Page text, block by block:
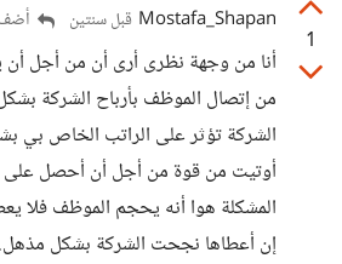
1
Mostafa_Shapan قبل سنتين
أنا من وجهة نظرى أرى أن من أجل أن
من إتصال الموظف بأرباح الشركة
الشركة تؤثر على الراتب الخاص بي
أوتيت من قوة من أجل أن أحصل على
المشكلة هوا أنه يحجم الموظف فلا
إن أعطاها نجحت الشركة بشكل مذهل.